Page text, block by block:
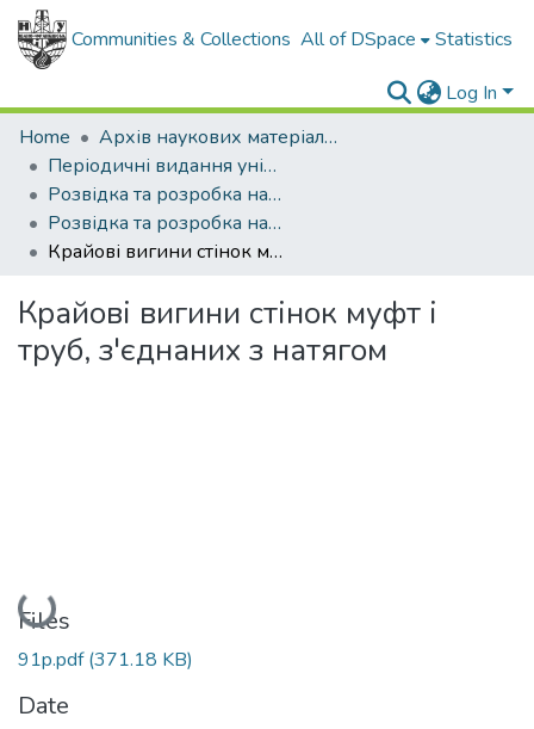
Communities & Collections All of DSpace Statistics
Log In
Home
Архів наукових матеріалів
Періодичні видання університету
Розвідка та розробка нафтових і газових родовищ
Розвідка та розробка нафтових і газових родовищ - 2004 - №2
Крайові вигини стінок муфт і труб, з'єднаних з натягом
Крайові вигини стінок муфт і
труб, з'єднаних з натягом
Loading...
Files
91p.pdf(371.18 KB)
Date